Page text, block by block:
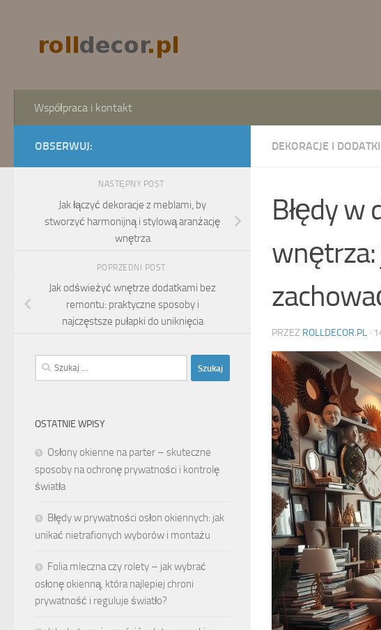
Współpraca i kontakt
DEKORACJE I
Błędy w
wnętrza:
PRZEZ ROLLDECOR.PL ·
OBSERWUJ:
NASTĘPNY POST
Jak łączyć dekoracje z meblami, by
stworzyć harmonijną i stylową aranżację
wnętrza
POPRZEDNI POST
Jak odświeżyć wnętrze dodatkami bez
remontu: praktyczne sposoby i
najczęstsze pułapki do uniknięcia
Szukaj:
OSTATNIE WPISY
Osłony okienne na parter – skuteczne
sposoby na ochronę prywatności i kontrolę
światła
Błędy w prywatności osłon okiennych: jak
unikać nietrafionych wyborów i montażu
Folia mleczna czy rolety – jak wybrać
osłonę okienną, która najlepiej chroni
prywatność i reguluje światło?